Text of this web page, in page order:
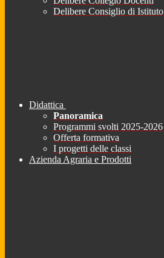
Delibere Consiglio di Istituto
Didattica
Panoramica
Programmi svolti 2025-2026
Offerta formativa
I progetti delle classi
Azienda Agraria e Prodotti